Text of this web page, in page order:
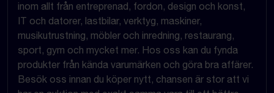
inom allt från entreprenad, fordon, design och konst,
IT och datorer, lastbilar, verktyg, maskiner,
musikutrustning, möbler och inredning, restaurang,
sport, gym och mycket mer. Hos oss kan du fynda
produkter från kända varumärken och göra bra affärer.
Besök oss innan du köper nytt, chansen är stor att vi